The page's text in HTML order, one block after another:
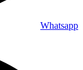
Whatsapp